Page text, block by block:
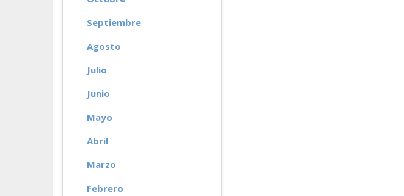
Septiembre
Agosto
Julio
Junio
Mayo
Abril
Marzo
Febrero